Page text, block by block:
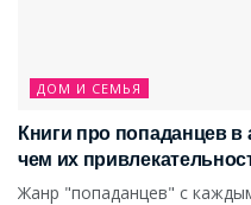
ДОМ И СЕМЬЯ
Книги про попаданцев
чем их
Жанр "попаданцев" с